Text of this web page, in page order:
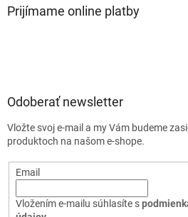
Prijímame online platby
Odoberať newsletter
Vložte svoj e-mail a my Vám budeme
produktoch na našom e-shope.
Email
Vložením e-mailu súhlasíte s